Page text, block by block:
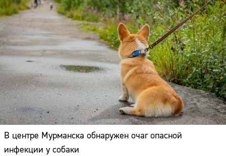
В центре Мурманска обнаружен очаг опасной
инфекции у собаки